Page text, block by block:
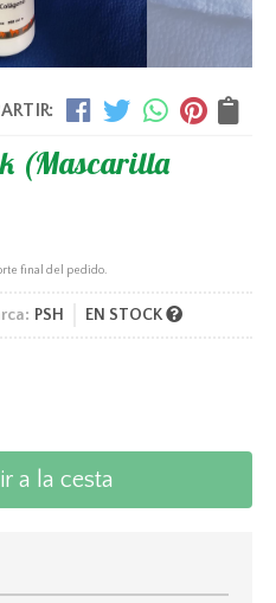
(Mascarilla
final del pedido.
PSH EN STOCK
a la cesta